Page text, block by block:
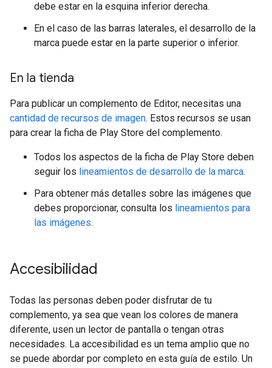
debe estar en la esquina inferior derecha.
En el caso de las barras laterales, el desarrollo de la
marca puede estar en la parte superior o inferior.
En la tienda
Para publicar un complemento de Editor, necesitas una
cantidad de recursos de imagen. Estos recursos se usan
para crear la ficha de Play Store del complemento.
Todos los aspectos de la ficha de Play Store deben
seguir los lineamientos de desarrollo de la marca.
Para obtener más detalles sobre las imágenes que
debes proporcionar, consulta los lineamientos para
las imágenes.
Accesibilidad
Todas las personas deben poder disfrutar de tu
complemento, ya sea que vean los colores de manera
diferente, usen un lector de pantalla o tengan otras
necesidades. La accesibilidad es un tema amplio que no
se puede abordar por completo en esta guía de estilo. Un